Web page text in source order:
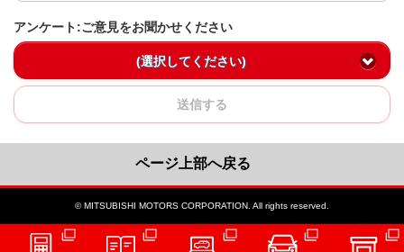
アンケート:ご意見をお聞かせください
(選択してください)
送信する
ページ上部へ戻る
© MITSUBISHI MOTORS CORPORATION. All rights reserved.